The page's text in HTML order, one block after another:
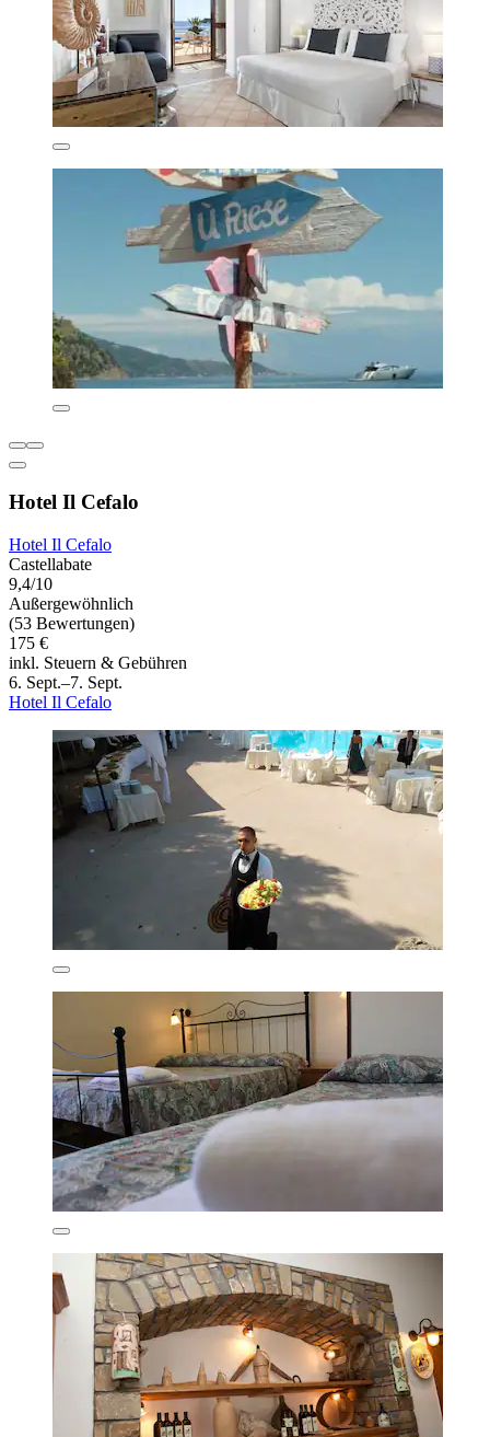
Hotel Il Cefalo
Hotel Il Cefalo
Castellabate
9,4/10
Außergewöhnlich
(53 Bewertungen)
175 €
inkl. Steuern & Gebühren
6. Sept.–7. Sept.
Hotel Il Cefalo